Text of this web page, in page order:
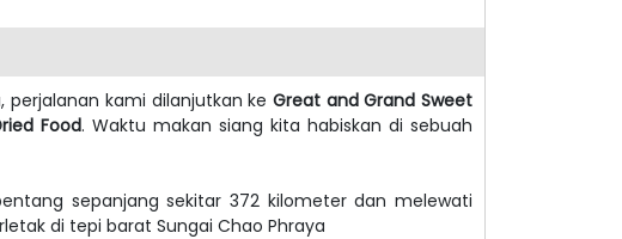
perjalanan kami dilanjutkan ke Great and Grand Sweet
Food. Waktu makan siang kita habiskan di sebuah
sepanjang sekitar 372 kilometer dan melewati
di tepi barat Sungai Chao Phraya